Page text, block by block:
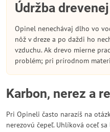
Údržba
Opinel nenechávaj dlho vo
nôž v dreze a po daždi ho
vzduchu. Ak drevo mierne
problém; pri prírodnom
Karbon, nerez a
Pri Opineli často narazíš na
nerezovú čepeľ. Uhlíková oceľ